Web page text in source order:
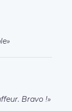
Bravo !